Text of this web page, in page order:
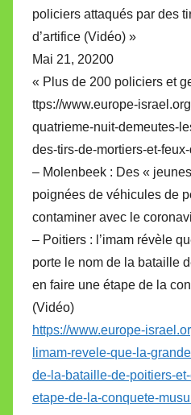
policiers attaqués par des
d’artifice (Vidéo) »
Mai 21, 20200
« Plus de 200 policiers et
ttps://www.europe-
quatrieme-nuit-demeutes-
des-tirs-de-mortiers-et-
– Molenbeek : Des «
poignées de véhicules de
contaminer avec le
– Poitiers : l’imam révèle
porte le nom de la bataille
en faire une étape de la
(Vidéo)
https://www.europe-
limam-revele-que-la-
de-la-bataille-de-poitiers-
etape-de-la-conquete-